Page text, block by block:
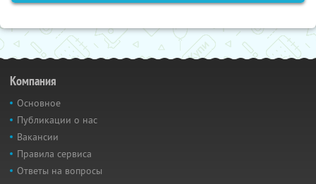
Компания
Основное
Публикации о нас
Вакансии
Правила сервиса
Ответы на вопросы